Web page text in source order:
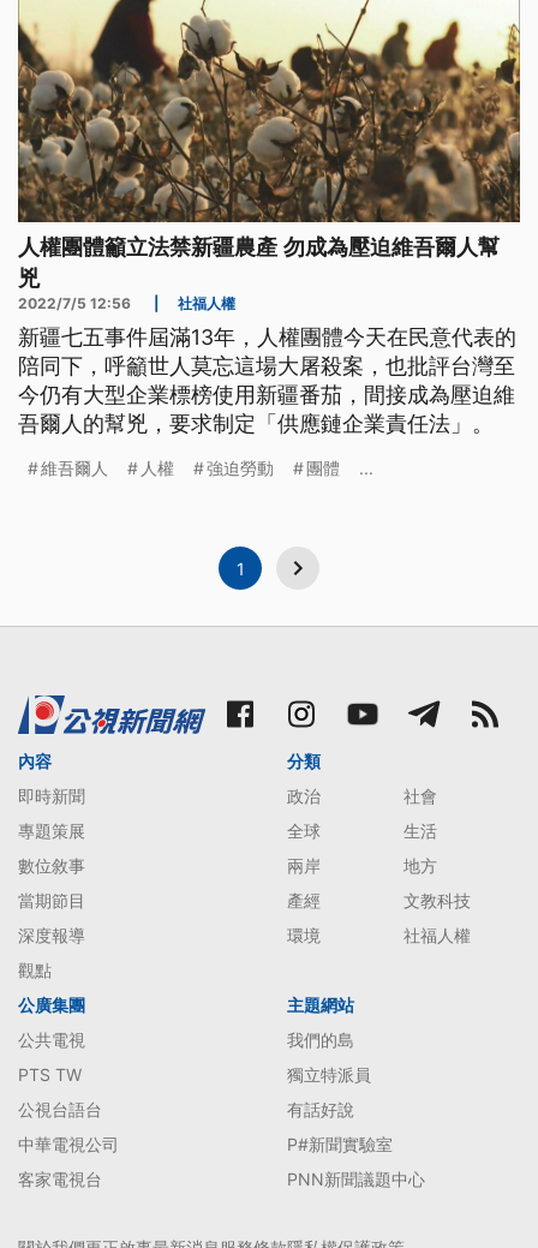
人權團體籲立法禁新疆農產 勿成為壓迫維吾爾人幫
兇
2022/7/5 12:56 社福人權
新疆七五事件屆滿13年，人權團體今天在民意代表的
陪同下，呼籲世人莫忘這場大屠殺案，也批評台灣至
今仍有大型企業標榜使用新疆番茄，間接成為壓迫維
吾爾人的幫兇，要求制定「供應鏈企業責任法」。
維吾爾人 人權 強迫勞動 團體 ...
1
內容
即時新聞
專題策展
數位敘事
當期節目
深度報導
觀點
分類
政治
社會
全球
生活
兩岸
地方
產經
文教科技
環境
社福人權
公廣集團
公共電視
PTS TW
公視台語台
中華電視公司
客家電視台
主題網站
我們的島
獨立特派員
有話好說
P#新聞實驗室
PNN新聞議題中心